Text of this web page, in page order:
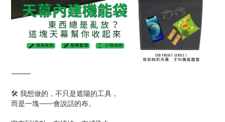
⸻
🛠️ 我想做的，不只是遮陽的工具，
而是一塊——會說話的布。